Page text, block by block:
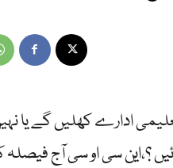
ادارے کھلیں گے یا
؟،این سی او سی آج